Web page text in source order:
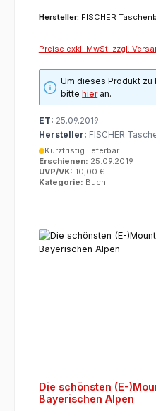
Hersteller: FISCHER
Preise exkl. MwSt. zzgl.
Um dieses Produkt
bittehieran.
ET: 25.09.2019
Hersteller: FISCHER
Kurzfristig lieferbar
Erschienen: 25.09.2019
UVP/VK: 10,00 €
Kategorie: Buch
Die schönsten (E-
Bayerischen Alpen